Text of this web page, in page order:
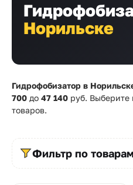
Оплата
Бренды
Прайс-
Калькуляторы
Норильске
Гидрофобизатор в
700 до 47 140 руб. Выберите
товаров.
Фильтр по